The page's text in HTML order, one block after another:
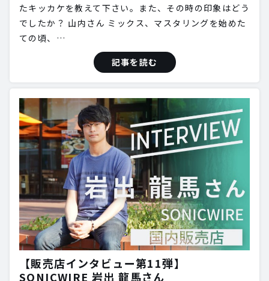
たキッカケを教えて下さい。また、その時の印象はどう
でしたか？ 山内さん ミックス、マスタリングを始めた
ての頃、…
記事を読む
【販売店インタビュー第11弾】
SONICWIRE 岩出 龍馬さん